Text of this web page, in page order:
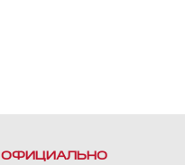
ОФИЦИАЛЬНО